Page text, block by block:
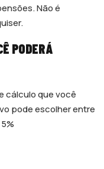
Não é
PODERÁ
cálculo que você
pode escolher entre